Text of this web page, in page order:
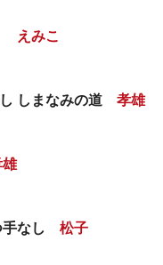
えみこ
しまなみの道 孝雄
雄
手なし 松子